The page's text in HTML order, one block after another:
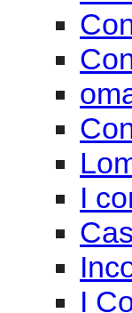
I
I